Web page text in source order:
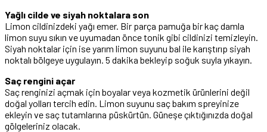
Yağlı cilde ve siyah noktalara son
Limon cildinizdeki yağı emer. Bir parça pamuğa bir kaç damla
limon suyu sıkın ve uyumadan önce tonik gibi cildinizi temizleyin.
Siyah noktalar için ise yarım limon suyunu bal ile karıştırıp siyah
noktalı bölgeye uygulayın. 5 dakika bekleyip soğuk suyla yıkayın.
Saç rengini açar
Saç renginizi açmak için boyalar veya kozmetik ürünlerini değil
doğal yolları tercih edin. Limon suyunu saç bakım spreyinize
ekleyin ve saç tutamlarına püskürtün. Güneşe çıktığınızda doğal
gölgeleriniz olacak.